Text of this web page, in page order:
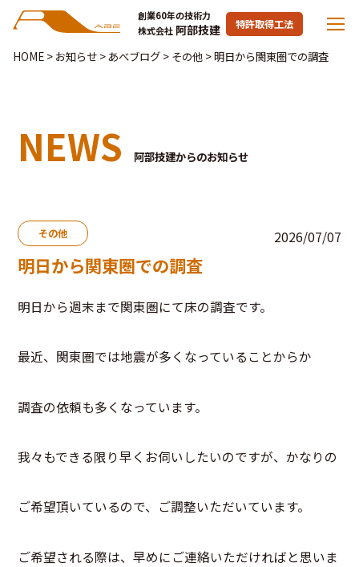
創業60年の技術力
株式会社 阿部技建 特許取得工法
HOME> お知らせ> あべブログ> その他>明日から関東圏での調査
NEWS 阿部技建からのお知らせ
その他 2026/07/07
明日から関東圏での調査
明日から週末まで関東圏にて床の調査です。
最近、関東圏では地震が多くなっていることからか
調査の依頼も多くなっています。
我々もできる限り早くお伺いしたいのですが、かなりの
ご希望頂いているので、ご調整いただいています。
ご希望される際は、早めにご連絡いただければと思いま